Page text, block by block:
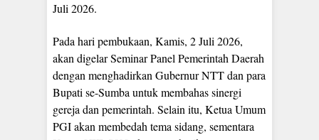
Juli 2026.
Pada hari pembukaan, Kamis, 2 Juli 2026,
akan digelar Seminar Panel Pemerintah Daerah
dengan menghadirkan Gubernur NTT dan para
Bupati se-Sumba untuk membahas sinergi
gereja dan pemerintah. Selain itu, Ketua Umum
PGI akan membedah tema sidang, sementara